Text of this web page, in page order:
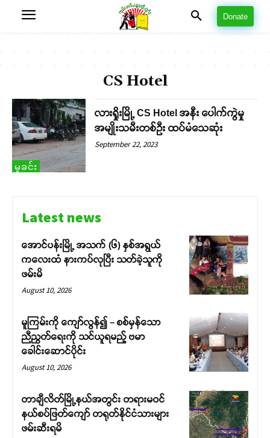
Donate
CS Hotel
မှုခင်း
လားရှိုးမြို့ CS Hotel အနီး ပေါက်ကွဲမှု
အမျိုးသမီးတစ်ဦး ထပ်မံသေဆုံး
September 22, 2023
Latest news
အောင်ပန်းမြို့ အသက် (၆) နှစ်အရွယ်
ကလေးထံ နားကပ်လုပြီး သတ်ခဲ့သူကို
ဖမ်းမိ
August 10, 2026
မူကြမ်းကို ကျော်လွန်၍ – စစ်မှန်သော
ညီညွတ်ရေးကို သင်ယူရမည့် ဗမာ
ခေါင်းဆောင်ပိုင်း
August 10, 2026
တာချီလိတ်မြို့နယ်အတွင်း တရားမဝင်
နယ်စပ်ဖြတ်ကျော် တရုတ်နိုင်ငံသားများ
ဖမ်းဆီးရမိ